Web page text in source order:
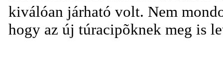
kiválóan járható volt. Nem
hogy az új túracipõknek meg is